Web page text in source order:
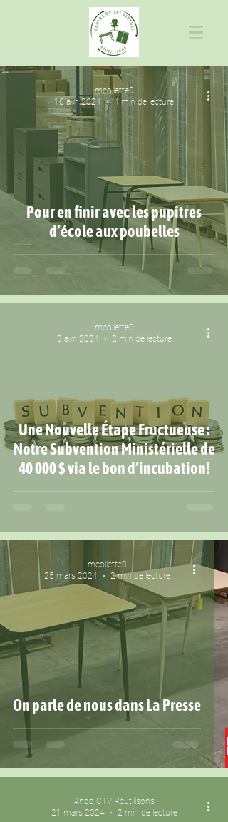
Pour en finir avec les pupitres
d’école aux poubelles
mcollette0
16 avr. 2024
4 min de lecture
Une Nouvelle Étape Fructueuse :
Notre Subvention Ministérielle de
40 000 $ via le bon d’incubation!
mcollette0
2 avr. 2024
2 min de lecture
On parle de nous dans La Presse
mcollette0
25 mars 2024
2 min de lecture
Ando CTV Réutilisons
21 mars 2024
2 min de lecture